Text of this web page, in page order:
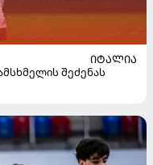
ᲘᲢᲐᲚᲘᲐ
შეძენას